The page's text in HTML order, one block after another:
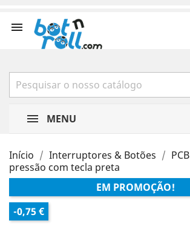

MENU
Início Interruptores & Botões PCB
pressão com tecla preta
EM PROMOÇÃO!
-0,75 €